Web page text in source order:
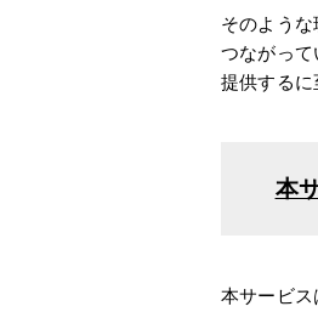
そのよう
つながっ
提供するに
本
本サービ